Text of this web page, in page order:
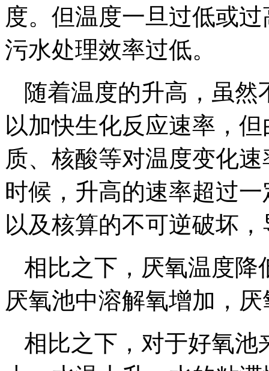
度。但温度一旦过低或
污水处理效率过低。
随着温度的升高，虽
以加快生化反应速率，
质、核酸等对温度变化
时候，升高的速率超过
以及核算的不可逆破坏
相比之下，厌氧温度降
厌氧池中溶解氧增加，
相比之下，对于好氧池